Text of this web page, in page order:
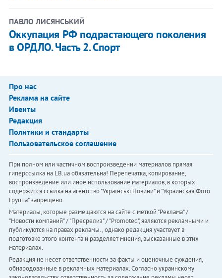
ПАВЛО ЛИСЯНСЬКИЙ
Оккупация РФ подрастающего поколения
в ОРДЛО. Часть 2. Спорт
Про нас
Реклама на сайте
Ивенты
Редакция
Политики и стандарты
Пользовательское соглашение
При полном или частичном воспроизведении материалов прямая
гиперссылка на LB.ua обязательна! Перепечатка, копирование,
воспроизведение или иное использование материалов, в которых
содержится ссылка на агентство "Українськi Новини" и "Украинская Фото
Группа" запрещено.
Материалы, которые размещаются на сайте с меткой "Реклама" /
"Новости компаний" / "Пресрелиз" / "Promoted", являются рекламными и
публикуются на правах рекламы. , однако редакция участвует в
подготовке этого контента и разделяет мнения, высказанные в этих
материалах.
Редакция не несет ответственности за факты и оценочные суждения,
обнародованные в рекламных материалах. Согласно украинскому